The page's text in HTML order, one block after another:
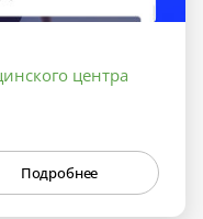
центра
Подробнее